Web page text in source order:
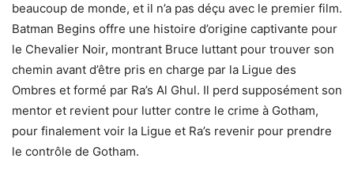
beaucoup de monde, et il n’a pas déçu avec le premier film.
Batman Begins offre une histoire d’origine captivante pour
le Chevalier Noir, montrant Bruce luttant pour trouver son
chemin avant d’être pris en charge par la Ligue des
Ombres et formé par Ra’s Al Ghul. Il perd supposément son
mentor et revient pour lutter contre le crime à Gotham,
pour finalement voir la Ligue et Ra’s revenir pour prendre
le contrôle de Gotham.